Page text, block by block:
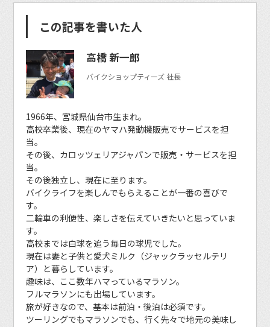
この記事を書いた人
高橋 新一郎
バイクショップティーズ 社長
1966年、宮城県仙台市生まれ。
高校卒業後、現在のヤマハ発動機販売でサービスを担
当。
その後、カロッツェリアジャパンで販売・サービスを担
当。
その後独立し、現在に至ります。
バイクライフを楽しんでもらえることが一番の喜びで
す。
二輪車の利便性、楽しさを伝えていきたいと思っていま
す。
高校までは白球を追う毎日の球児でした。
現在は妻と子供と愛犬ミルク（ジャックラッセルテリ
ア）と暮らしています。
趣味は、ここ数年ハマっているマラソン。
フルマラソンにも出場しています。
旅が好きなので、基本は前泊・後泊は必須です。
ツーリングでもマラソンでも、行く先々で地元の美味し